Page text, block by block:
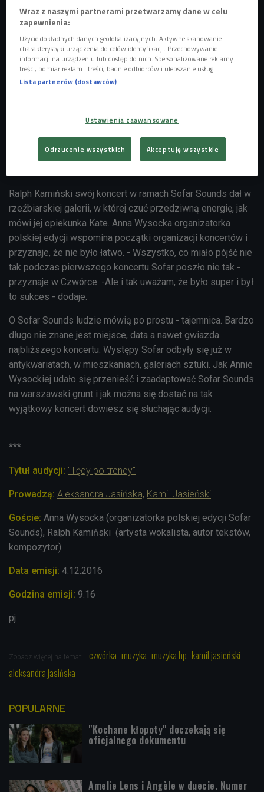
Ralph Kamiński swój koncert w ramach Sofar Sounds dał w
rzeźbiarskiej galerii, w której czuć przedziwną energię, jak
mówi jej opiekunka Kate. Anna Wysocka organizatorka
polskiej edycji wspomina początki organizacji koncertów i
przyznaje, że nie było łatwo. - Wszystko, co miało pójść nie
tak podczas pierwszego koncertu Sofar poszło nie tak -
przyznaje w Czwórce. -Ale i tak uważam, że było super i był
to sukces - dodaje.
O Sofar Sounds ludzie mówią po prostu - tajemnica. Bardzo
długo nie znane jest miejsce, data a nawet gwiazda
najbliższego koncertu. Występy Sofar odbyły się już w
antykwariatach, w mieszkaniach, galeriach sztuki. Jak Annie
Wysockiej udało się przenieść i zaadaptować Sofar Sounds
na warszawski grunt i jak można się dostać na tak
wyjątkowy koncert dowiesz się słuchając audycji.
***
Tytuł audycji: "Tędy po trendy"
Prowadzą: Aleksandra Jasińska, Kamil Jasieński
Goście: Anna Wysocka (organizatorka polskiej edycji Sofar
Sounds), Ralph Kamiński (artysta wokalista, autor tekstów,
kompozytor)
Data emisji: 4.12.2016
Godzina emisji: 9.16
pj
Zobacz więcej na temat: czwórka muzyka muzyka hp kamil jasieński
aleksandra jasińska
POPULARNE
"Kochane kłopoty" doczekają się
oficjalnego dokumentu
Amelie Lens i Angèle w duecie. Numer
Wraz z naszymi partnerami przetwarzamy dane w celu
zapewnienia:
Użycie dokładnych danych geolokalizacyjnych. Aktywne skanowanie
charakterystyki urządzenia do celów identyfikacji. Przechowywanie
informacji na urządzeniu lub dostęp do nich. Spersonalizowane reklamy i
treści, pomiar reklam i treści, badnie odbiorców i ulepszanie usług.
Lista partnerów (dostawców)
Ustawienia zaawansowane
Odrzucenie wszystkich Akceptuję wszystkie